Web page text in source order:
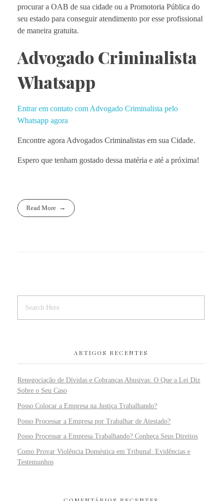
procurar a OAB de sua cidade ou a Promotoria Pública do
seu estado para conseguir atendimento por esse profissional
de maneira gratuita.
Advogado Criminalista
Whatsapp
Entrar em contato com Advogado Criminalista pelo
Whatsapp agora
Encontre agora Advogados Criminalistas em sua Cidade.
Espero que tenham gostado dessa matéria e até a próxima!
Read More
ARTIGOS RECENTES
Renegociação de Dívidas e Cobranças Abusivas: O Que a Lei Diz
Sobre o Seu Caso
Posso Colocar a Empresa na Justiça Trabalhando?
Posso Processar a Empresa por Trabalhar de Atestado?
Posso Processar a Empresa Trabalhando? Conheça Seus Direitos
Como Provar Violência Doméstica em Tribunal: Evidências e
Testemunhos